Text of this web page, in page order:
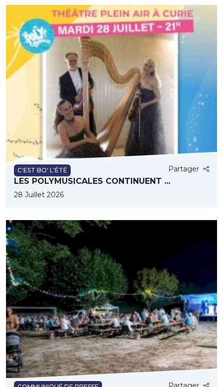
C'EST BO' L'ÉTÉ Partager
LES POLYMUSICALES CONTINUENT ...
28 Juillet 2026